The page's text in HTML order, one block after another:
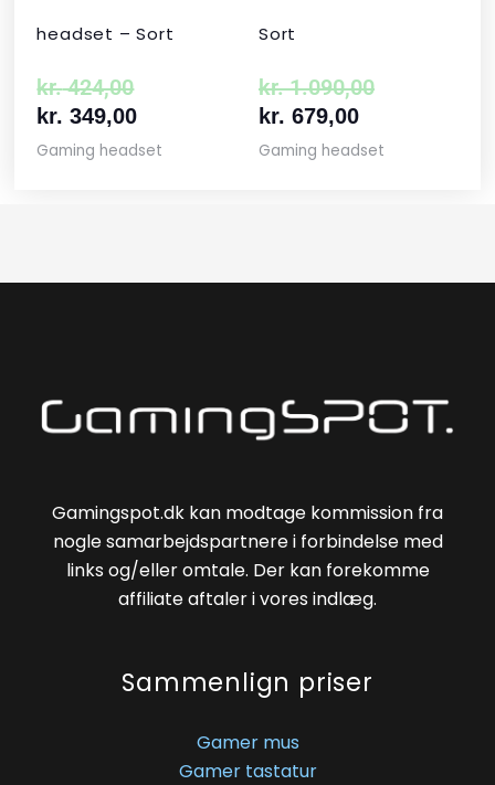
headset – Sort
kr.424,00
kr. 349,00
Gaming headset
Sort
kr.1.090,00
kr. 679,00
Gaming headset
Gamingspot.dk kan modtage kommission fra
nogle samarbejdspartnere i forbindelse med
links og/eller omtale. Der kan forekomme
affiliate aftaler i vores indlæg.
Sammenlign priser
Gamer mus
Gamer tastatur